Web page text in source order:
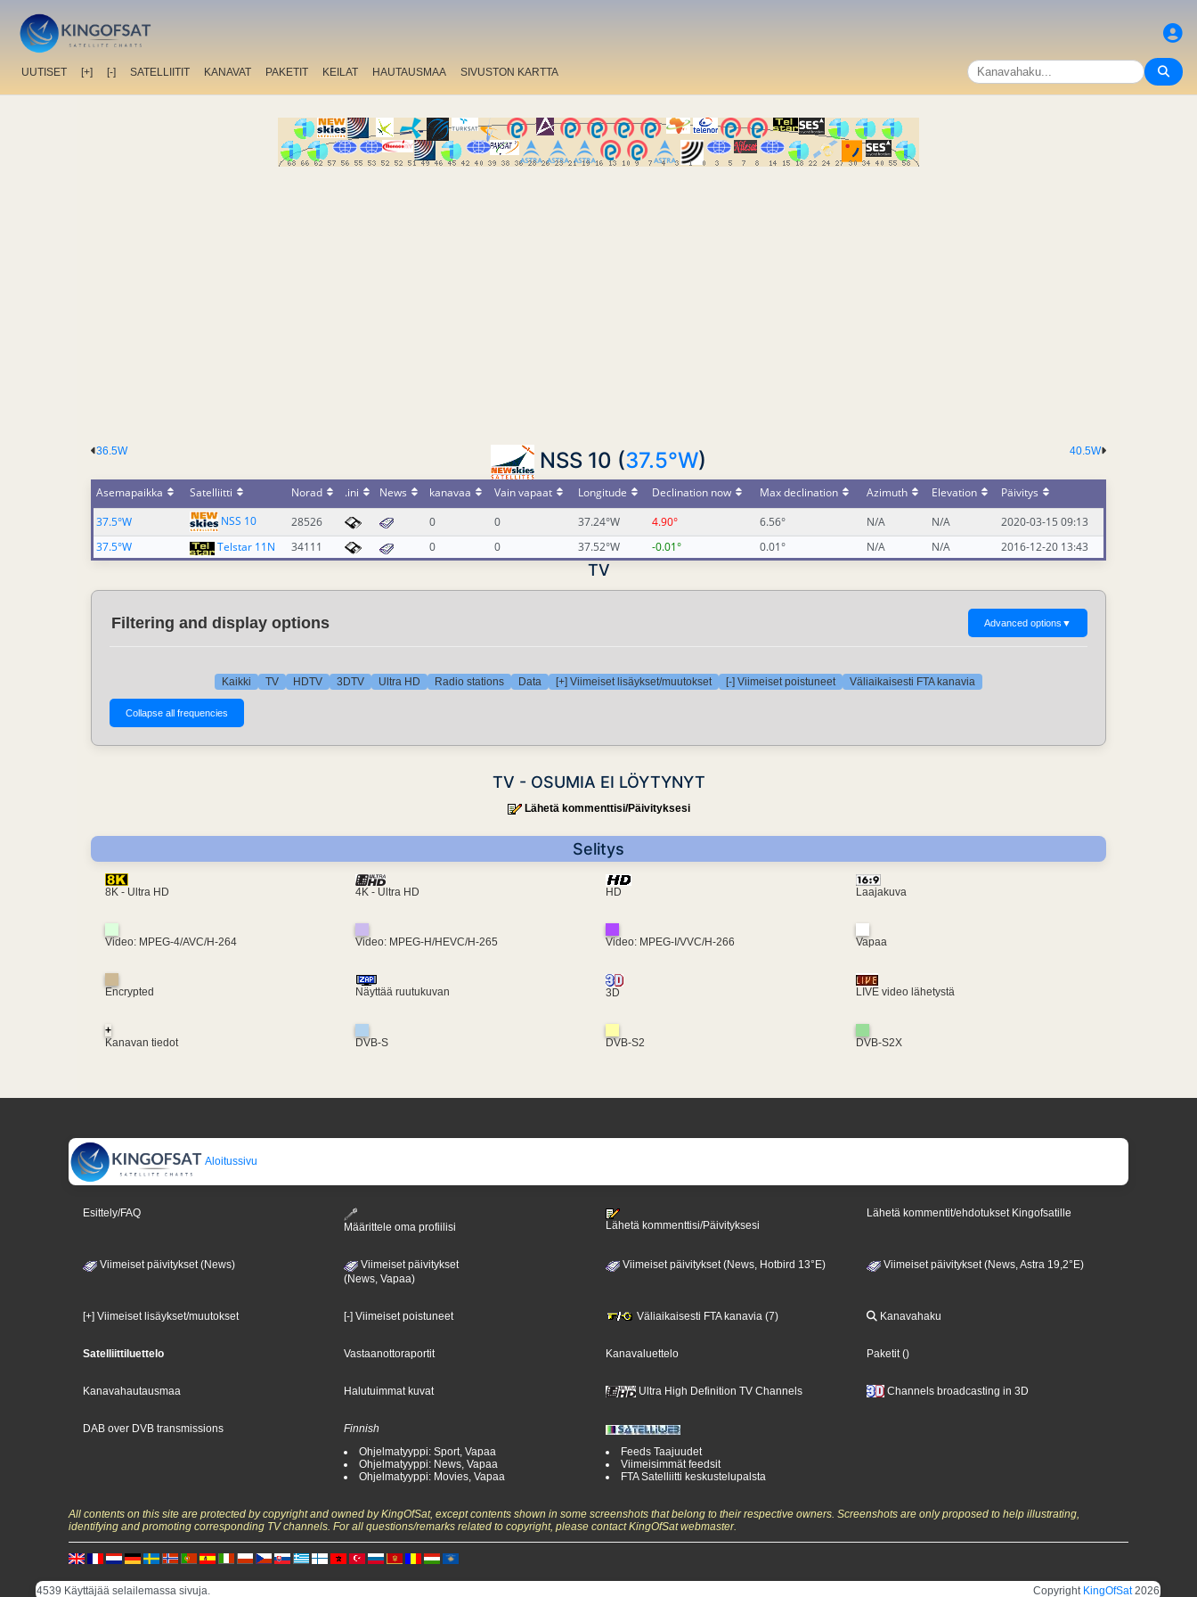
UUTISET [+] [-] SATELLIITIT KANAVAT PAKETIT KEILAT HAUTAUSMAA SIVUSTON KARTTA
40.5W
36.5W NSS 10 (37.5°W)
Asemapaikka Satelliitti Norad .ini News kanavaa Vain vapaat Longitude Declination now Max declination Azimuth Elevation
Päivitys
37.5°W
NSS 10 28526 0 0 37.24°W 4.90° 6.56° N/A N/A
2020-03-15 09:13
37.5°W
Telstar 11N 34111 0 0 37.52°W -0.01° 0.01° N/A N/A 2016-12-20 13:43
TV
Filtering and display options Advanced options ▼
Kaikki TV HDTV 3DTV Ultra HD Radio stations Data [+] Viimeiset lisäykset/muutokset [-] Viimeiset poistuneet Väliaikaisesti FTA kanavia
TV - OSUMIA EI LÖYTYNYT
Lähetä kommenttisi/Päivityksesi
Selitys
8K - Ultra HD 4K - Ultra HD HD Laajakuva
Video: MPEG-4/AVC/H-264 Video: MPEG-H/HEVC/H-265 Video: MPEG-I/VVC/H-266 Vapaa
Encrypted Näyttää ruutukuvan 3D LIVE video lähetystä
+
Kanavan tiedot
DVB-S DVB-S2 DVB-S2X
Aloitussivu
Esittely/FAQ
Määrittele oma profiilisi
Lähetä kommenttisi/Päivityksesi
Lähetä kommentit/ehdotukset Kingofsatille
Viimeiset päivitykset (News)
Viimeiset päivitykset
(News, Vapaa)
Viimeiset päivitykset (News, Hotbird 13°E) Viimeiset päivitykset (News, Astra 19,2°E)
[+] Viimeiset lisäykset/muutokset [-] Viimeiset poistuneet Väliaikaisesti FTA kanavia (7) Kanavahaku
Satelliittiluettelo Vastaanottoraportit Kanavaluettelo Paketit ()
Kanavahautausmaa Halutuimmat kuvat Ultra High Definition TV Channels Channels broadcasting in 3D
DAB over DVB transmissions
Finnish
Ohjelmatyyppi: Sport, Vapaa
Ohjelmatyyppi: News, Vapaa
Ohjelmatyyppi: Movies, Vapaa
Feeds Taajuudet
Viimeisimmät feedsit
FTA Satelliitti keskustelupalsta
All contents on this site are protected by copyright and owned by KingOfSat, except contents shown in some screenshots that belong to their respective owners. Screenshots are only proposed to help illustrating,
identifying and promoting corresponding TV channels. For all questions/remarks related to copyright, please contact KingOfSat webmaster.
4539 Käyttäjää selailemassa sivuja. Copyright KingOfSat2026